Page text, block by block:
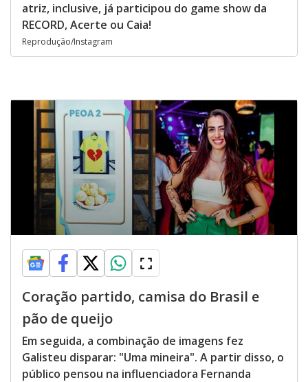
atriz, inclusive, já participou do game show da
RECORD, Acerte ou Caia!
Reprodução/Instagram
Coração partido, camisa do Brasil e
pão de queijo
Em seguida, a combinação de imagens fez
Galisteu disparar: "Uma mineira". A partir disso, o
público pensou na influenciadora Fernanda